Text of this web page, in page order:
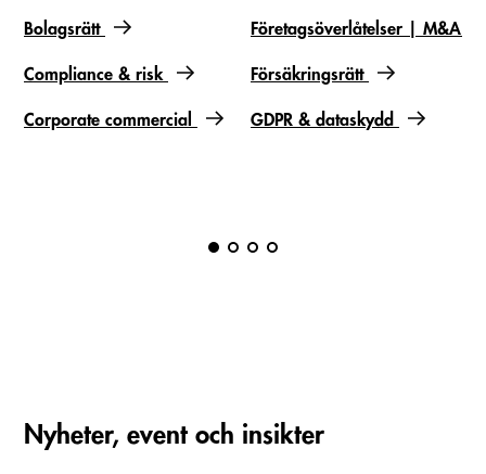
Bolagsrätt
Compliance & risk
Corporate commercial
Företags­överlåtelser | M&A
Försäkringsrätt
GDPR & dataskydd
Nyheter, event och insikter